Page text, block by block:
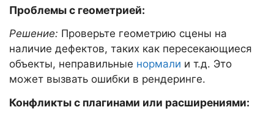
Проблемы с геометрией:
Решение: Проверьте геометрию сцены на
наличие дефектов, таких как пересекающиеся
объекты, неправильные нормали и т.д. Это
может вызвать ошибки в рендеринге.
Конфликты с плагинами или расширениями: